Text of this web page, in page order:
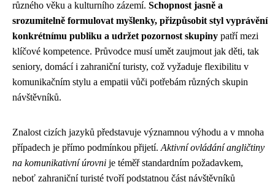
různého věku a kulturního zázemí. Schopnost jasně a
srozumitelně formulovat myšlenky, přizpůsobit styl vyprávění
konkrétnímu publiku a udržet pozornost skupiny patří mezi
klíčové kompetence. Průvodce musí umět zaujmout jak děti, tak
seniory, domácí i zahraniční turisty, což vyžaduje flexibilitu v
komunikačním stylu a empatii vůči potřebám různých skupin
návštěvníků.
Znalost cizích jazyků představuje významnou výhodu a v mnoha
případech je přímo podmínkou přijetí. Aktivní ovládání angličtiny
na komunikativní úrovni je téměř standardním požadavkem,
neboť zahraniční turisté tvoří podstatnou část návštěvníků